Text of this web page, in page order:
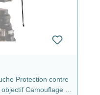
Protection contre
Camouflage -